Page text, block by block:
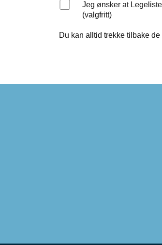
Jeg ønsker at
(valgfritt)
Du kan alltid trekke tilbake